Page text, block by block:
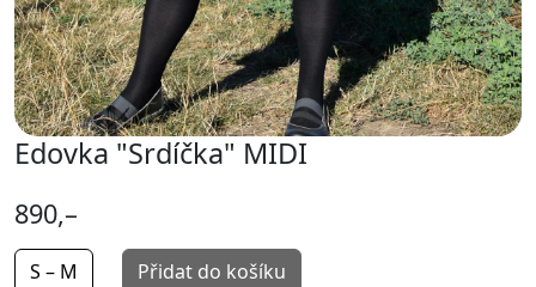
Edovka "Srdíčka" MIDI
890,–
S – M Přidat do košíku